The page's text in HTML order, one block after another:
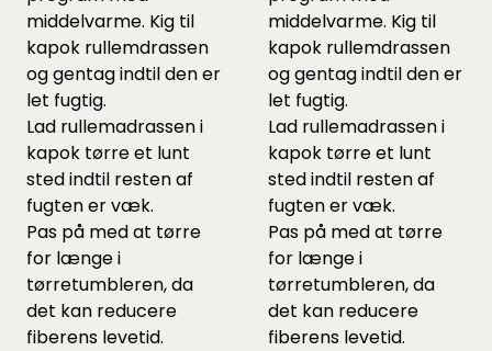
middelvarme. Kig til
kapok rullemdrassen
og gentag indtil den er
let fugtig.
Lad rullemadrassen i
kapok tørre et lunt
sted indtil resten af
fugten er væk.
Pas på med at tørre
for længe i
tørretumbleren, da
det kan reducere
fiberens levetid.
middelvarme. Kig til
kapok rullemdrassen
og gentag indtil den er
let fugtig.
Lad rullemadrassen i
kapok tørre et lunt
sted indtil resten af
fugten er væk.
Pas på med at tørre
for længe i
tørretumbleren, da
det kan reducere
fiberens levetid.